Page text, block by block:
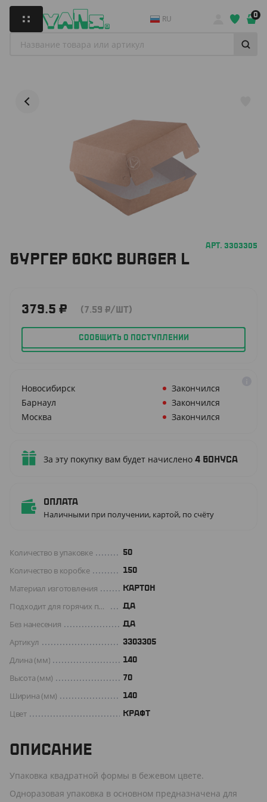
RU 0
БУРГЕР БОКС BURGER L
АРТ. 3303305
379.5 ₽ (7.59 ₽/ШТ)
СООБЩИТЬ О ПОСТУПЛЕНИИ
Новосибирск
Закончился
Барнаул
Закончился
Москва
Закончился
За эту покупку вам будет начислено 4 бонуса
Оплата
Наличными при получении, картой, по счёту
Количество в упаковке 50
Количество в коробке 150
Материал изготовления КАРТОН
Подходит для горячих продуктов ДА
Без нанесения ДА
Артикул 3303305
Длина (мм) 140
Высота (мм) 70
Ширина (мм) 140
Цвет КРАФТ
ОПИСАНИЕ
Упаковка квадратной формы в бежевом цвете.
Одноразовая упаковка в основном предназначена для